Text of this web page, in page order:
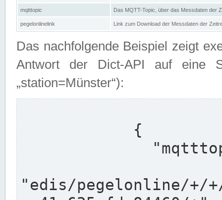
mqtttopic Das MQTT-Topic, über das Messdaten der
pegelonlinelink Link zum Download der Messdaten der
Das nachfolgende Beispiel zeigt
Antwort der Dict-API auf eine
„station=Münster“):
"edis/pegelonline/+/